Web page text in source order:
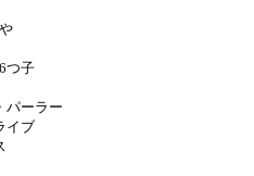
つ子
パーラー
イブ